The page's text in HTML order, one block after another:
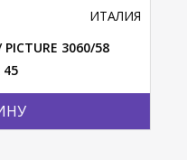
ИТАЛИЯ
3060/58
45